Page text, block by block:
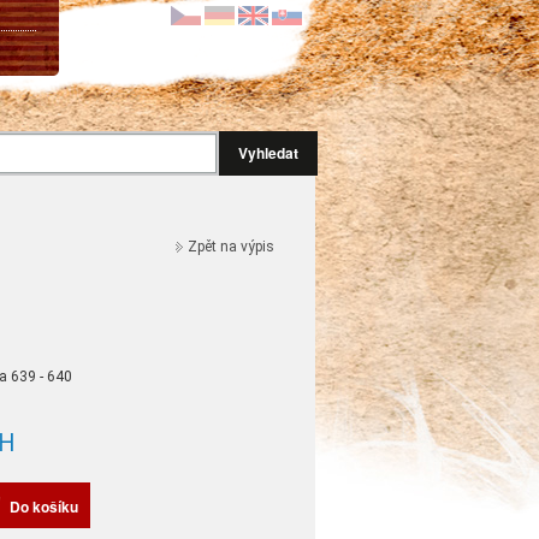
Vyhledat
Zpět na výpis
639 - 640
Do košíku